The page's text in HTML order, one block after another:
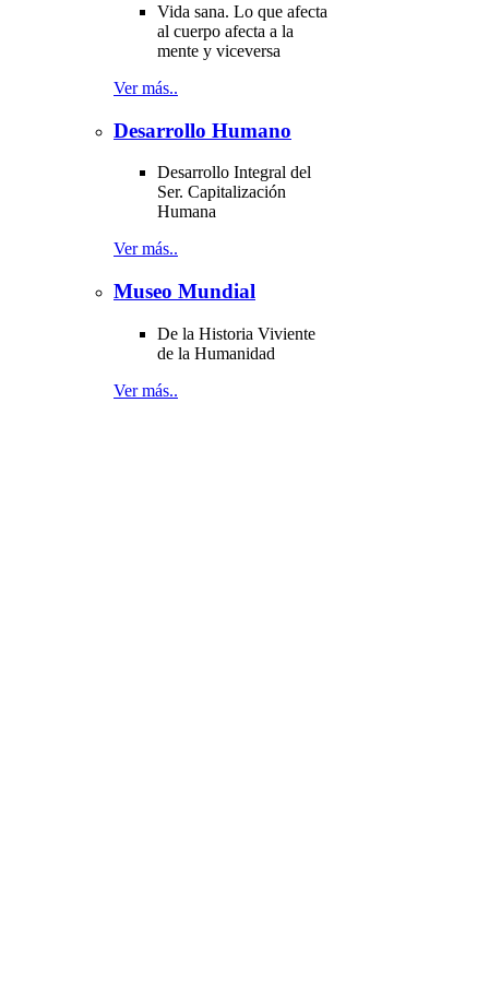
Vida sana. Lo que afecta
al cuerpo afecta a la
mente y viceversa
Ver más..
Desarrollo Humano
Desarrollo Integral del
Ser. Capitalización
Humana
Ver más..
Museo Mundial
De la Historia Viviente
de la Humanidad
Ver más..